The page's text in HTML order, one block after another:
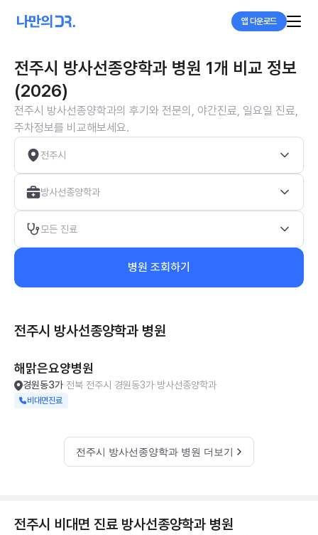
앱 다운로드
전주시 방사선종양학과 병원 1개 비교 정보
(2026)
전주시 방사선종양학과의 후기와 전문의, 야간진료, 일요일 진료,
주차정보를 비교해보세요.
전주시
방사선종양학과
모든 진료
병원 조회하기
전주시 방사선종양학과 병원
해맑은요양병원
경원동3가 전북 전주시 경원동3가 방사선종양학과
비대면진료
전주시 방사선종양학과 병원 더보기
전주시 비대면 진료 방사선종양학과 병원